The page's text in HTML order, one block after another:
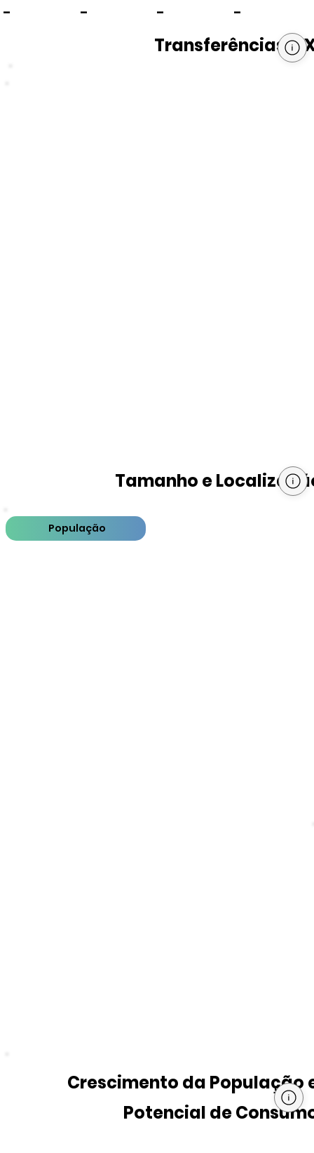
Transferências
- -
- -
Tamanho e
População
Crescimento da População
Potencial de